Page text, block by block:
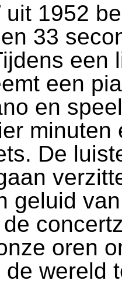
uit 1952
33
een
een
en
minuten
De
geluid
oren
de wereld